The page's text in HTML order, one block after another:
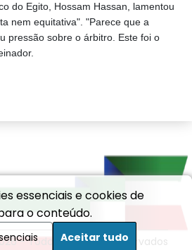
essenciais e cookies de
o conteúdo.
Aceitar tudo
do Egito, Hossam Hassan, lamentou
nem equitativa". "Parece que a
pressão sobre o árbitro. Este foi o
- Todos os direitos reservados